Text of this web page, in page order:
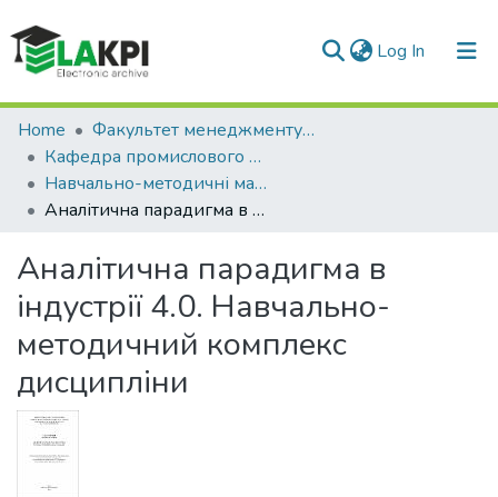
Log In (current)
Communities & Collections
All of DSpace
Statistics
Home
Факультет менеджменту та маркетингу (ФММ)
Кафедра промислового маркетингу (КПМ)
Навчально-методичні матеріали (КПМ)
Аналітична парадигма в індустрії 4.0. Навчально-методичний комплекс дисципліни
Аналітична парадигма в
індустрії 4.0. Навчально-
методичний комплекс
дисципліни